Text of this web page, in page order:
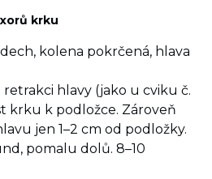
krku
kolena pokrčená, hlava
retrakci hlavy (jako u cviku č.
krku k podložce. Zároveň
jen 1–2 cm od podložky.
pomalu dolů. 8–10